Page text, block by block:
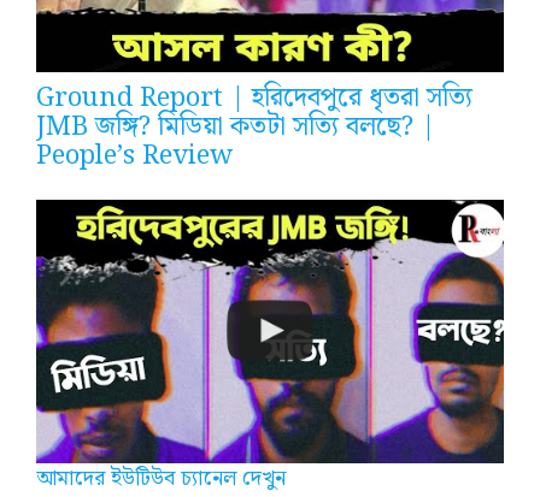
Ground Report | হরিদেবপুরে ধৃতরা সত্যি
JMB জঙ্গি? মিডিয়া কতটা সত্যি বলছে? |
People’s Review
আমাদের ইউটিউব চ্যানেল দেখুন